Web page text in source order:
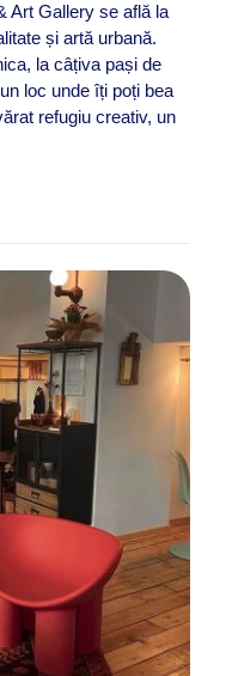
Art Gallery se află la
și artă urbană.
la câțiva pași de
loc unde îți poți bea
refugiu creativ, un